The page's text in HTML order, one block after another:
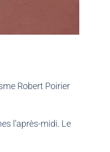
Robert Poirier
l’après-midi. Le